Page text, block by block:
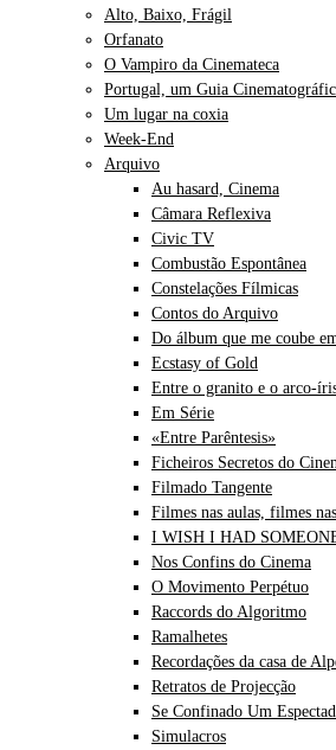
Alto, Baixo, Frágil
Orfanato
O Vampiro da Cinemateca
Portugal, um Guia
Um lugar na coxia
Week-End
Arquivo
Au hasard, Cinema
Câmara Reflexiva
Civic TV
Combustão Espontânea
Constelações Fílmicas
Contos do Arquivo
Do álbum que me coube
Ecstasy of Gold
Entre o granito e o arco-
Em Série
«Entre Parêntesis»
Ficheiros Secretos do
Filmado Tangente
Filmes nas aulas, filmes
I WISH I HAD
Nos Confins do Cinema
O Movimento Perpétuo
Raccords do Algoritmo
Ramalhetes
Recordações da casa de
Retratos de Projecção
Se Confinado Um
Simulacros